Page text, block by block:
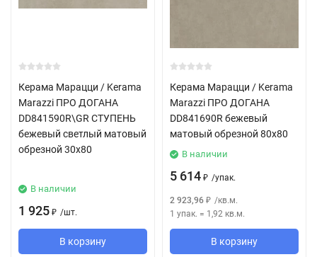
Керама Марацци / Kerama
Marazzi ПРО ДОГАНА
DD841590R\GR СТУПЕНЬ
бежевый светлый матовый
обрезной 30x80
В наличии
1 925 ₽ /шт.
В корзину
Керама Марацци / Kerama
Marazzi ПРО ДОГАНА
DD841690R бежевый
матовый обрезной 80x80
В наличии
5 614 ₽ /упак.
2 923,96 ₽ /кв.м.
1 упак. = 1,92 кв.м.
В корзину